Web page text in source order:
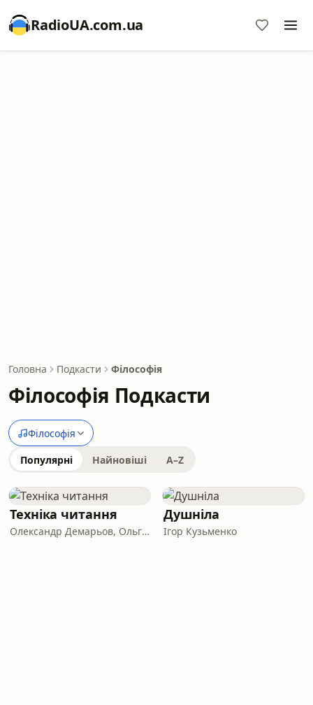
RadioUA.com.ua
Головна Подкасти Філософія
Філософія Подкасти
Філософія
Популярні Найновіші A–Z
Техніка читання
Олександр Демарьов, Ольга Гнатко
Душніла
Ігор Кузьменко